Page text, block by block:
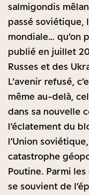
salmigondis
passé soviétique,
mondiale… qu’on
publié en juillet
Russes et des
L’avenir refusé,
même au-delà,
dans sa nouvelle
l’éclatement du
l’Union
catastrophe
Poutine. Parmi
se souvient de